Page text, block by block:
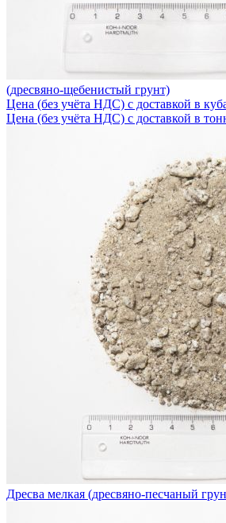
(дресвяно-щебенистый грунт)
Цена (без учёта НДС) с доставкой в
Цена (без учёта НДС) с доставкой в
Дресва мелкая (дресвяно-песчаный